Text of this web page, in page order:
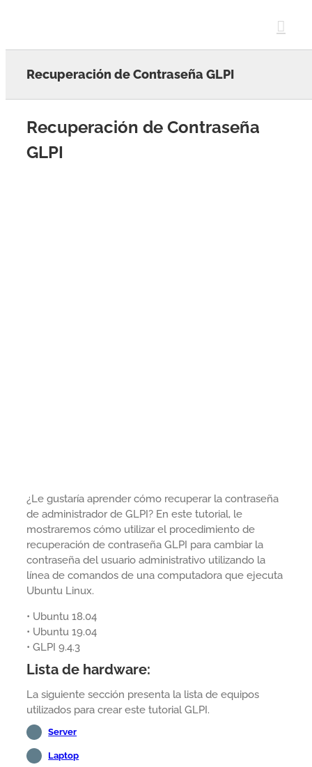
Recuperación de Contraseña GLPI
Recuperación de Contraseña
GLPI
¿Le gustaría aprender cómo recuperar la contraseña
de administrador de GLPI? En este tutorial, le
mostraremos cómo utilizar el procedimiento de
recuperación de contraseña GLPI para cambiar la
contraseña del usuario administrativo utilizando la
línea de comandos de una computadora que ejecuta
Ubuntu Linux.
• Ubuntu 18.04
• Ubuntu 19.04
• GLPI 9.4.3
Lista de hardware:
La siguiente sección presenta la lista de equipos
utilizados para crear este tutorial GLPI.
Server
Laptop